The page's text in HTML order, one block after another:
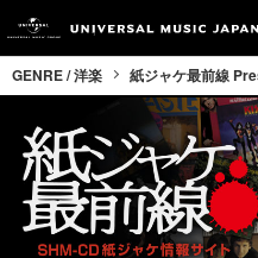
GENRE / 洋楽 紙ジャケ最前線